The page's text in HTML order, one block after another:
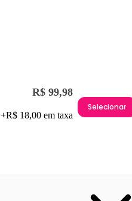
R$ 99,98
+R$ 18,00 em taxa
Selecionar